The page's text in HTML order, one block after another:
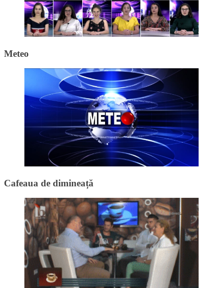
Meteo
Cafeaua de dimineață